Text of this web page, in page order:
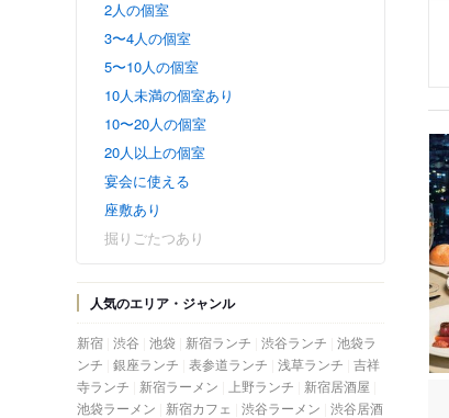
2人の個室
3〜4人の個室
5〜10人の個室
10人未満の個室あり
10〜20人の個室
20人以上の個室
宴会に使える
座敷あり
掘りごたつあり
人気のエリア・ジャンル
新宿 渋谷 池袋 新宿ランチ 渋谷ランチ 池袋ラ
ンチ 銀座ランチ 表参道ランチ 浅草ランチ 吉祥
寺ランチ
新宿ラーメン 上野ランチ
新宿居酒屋
池袋ラーメン
新宿カフェ 渋谷ラーメン 渋谷居酒